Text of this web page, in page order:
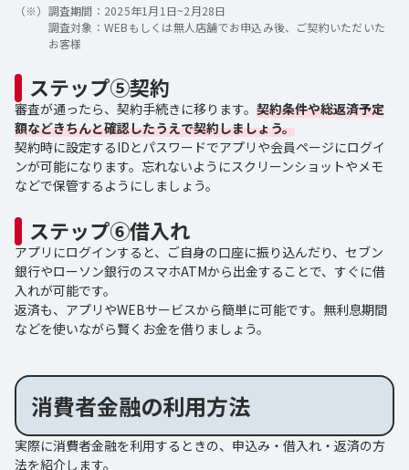
（※） 調査期間：2025年1月1日~2月28日
調査対象：WEBもしくは無人店舗でお申込み後、ご契約いただいた
お客様
ステップ⑤契約
審査が通ったら、契約手続きに移ります。 契約条件や総返済予定
額などきちんと確認したうえで契約しましょう。
契約時に設定するIDとパスワードでアプリや会員ページにログイ
ンが可能になります。忘れないようにスクリーンショットやメモ
などで保管するようにしましょう。
ステップ⑥借入れ
アプリにログインすると、ご自身の口座に振り込んだり、セブン
銀行やローソン銀行のスマホATMから出金することで、すぐに借
入れが可能です。
返済も、アプリやWEBサービスから簡単に可能です。無利息期間
などを使いながら賢くお金を借りましょう。
消費者金融の利用方法
実際に消費者金融を利用するときの、申込み・借入れ・返済の方
法を紹介します。